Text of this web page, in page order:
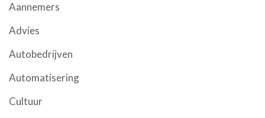
Aannemers
Advies
Autobedrijven
Automatisering
Cultuur